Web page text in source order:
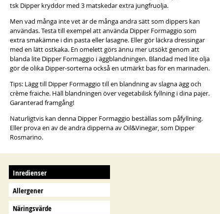
tsk Dipper kryddor med 3 matskedar extra jungfruolja.
Men vad många inte vet är de många andra sätt som dippers kan
användas. Testa till exempel att använda Dipper Formaggio som
extra smakämne i din pasta eller lasagne. Eller gör läckra dressingar
med en lätt ostkaka. En omelett görs ännu mer utsökt genom att
blanda lite Dipper Formaggio i äggblandningen. Blandad med lite olja
gör de olika Dipper-sorterna också en utmärkt bas för en marinaden.
Tips: Lägg till Dipper Formaggio till en blandning av slagna ägg och
crème fraiche. Häll blandningen över vegetabilisk fyllning i dina pajer.
Garanterad framgång!
Naturligtvis kan denna Dipper Formaggio beställas som påfyllning.
Eller prova en av de andra dipperna av Oil&Vinegar, som Dipper
Rosmarino.
Inredienser
Allergener
Näringsvärde